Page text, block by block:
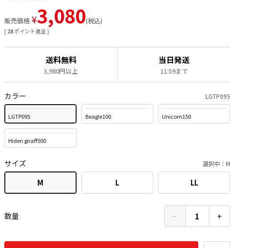
[28ポイント進呈 ]
販売価格 ¥3,080 税込
送料無料
3,980円以上
当日発送
11:59まで
カラー LGTP095
LGTP095 Beagle100 Unicorn150
Hiden giraff500
サイズ 選択中：M
M L LL
数量 − 1 +